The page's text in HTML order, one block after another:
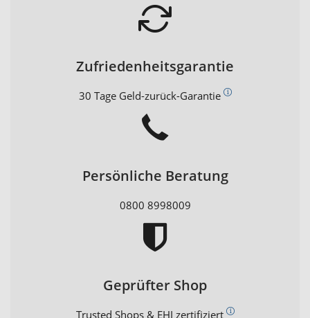
Zufriedenheitsgarantie
30 Tage Geld-zurück-Garantie
Persönliche Beratung
0800 8998009
Geprüfter Shop
Trusted Shops & EHI zertifiziert